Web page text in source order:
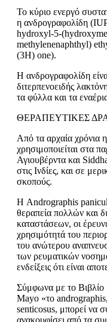
Το κύριο ενεργό
η ανδρογραφολίδη
hydroxyl-5-
methylenenaphthyl)
(3H) one).
Η ανδρογραφολίδη
διτερπενοειδής
τα φύλλα και τα
ΘΕΡΑΠΕΥΤΙΚΕΣ
Από τα αρχαία χρόνια
χρησιμοποιείται στα
Αγιουβέρντα και
στις Ινδίες, και σε
σκοπούς.
Η Andrographis
θεραπεία πολλών και
καταστάσεων, οι
χρησιμότητά του
του ανώτερου
των ρευματικών
ενδείξεις ότι είναι
Σύμφωνα με το Βιβλίο
Mayo «το
senticosus, μπορεί να